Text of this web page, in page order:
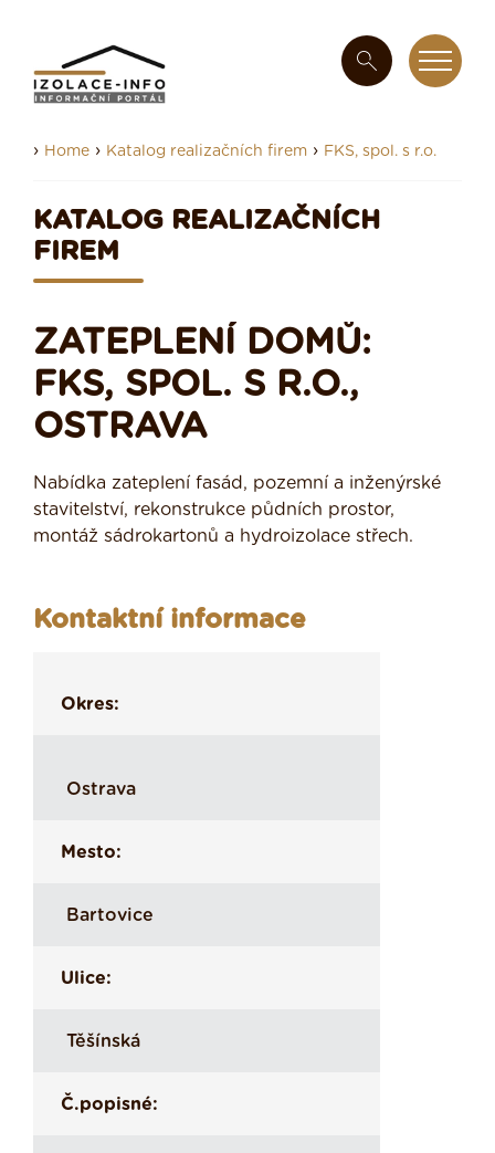
› Home › Katalog realizačních firem › FKS, spol. s r.o.
KATALOG REALIZAČNÍCH
FIREM
ZATEPLENÍ DOMŮ:
FKS, SPOL. S R.O.,
OSTRAVA
Nabídka zateplení fasád, pozemní a inženýrské
stavitelství, rekonstrukce půdních prostor,
montáž sádrokartonů a hydroizolace střech.
Kontaktní informace
Okres:
Ostrava
Mesto:
Bartovice
Ulice:
Těšínská
Č.popisné: